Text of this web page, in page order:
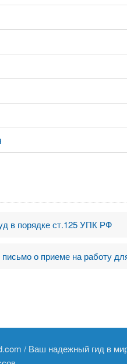
в порядке ст.125 УПК РФ
письмо о приеме на работу
/ Ваш надежный гид в